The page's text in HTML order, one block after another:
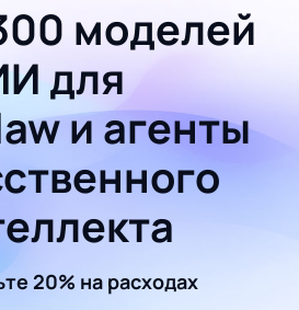
моделей
для
и агенты
20% на расходах